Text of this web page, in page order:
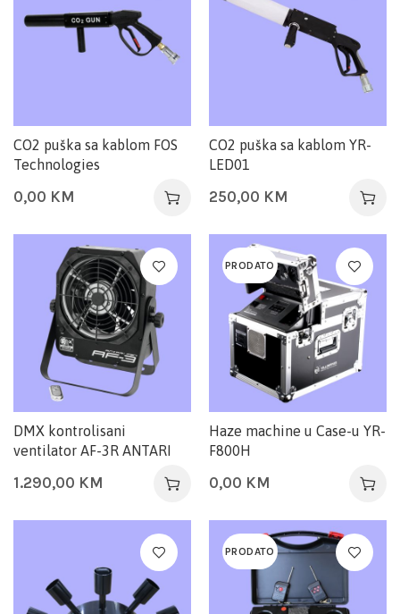
CO2 puška sa kablom FOS
Technologies
0,00 KM
CO2 puška sa kablom YR-
LED01
250,00 KM
DMX kontrolisani
ventilator AF-3R ANTARI
1.290,00 KM
PRODATO
Haze machine u Case-u YR-
F800H
0,00 KM
PRODATO